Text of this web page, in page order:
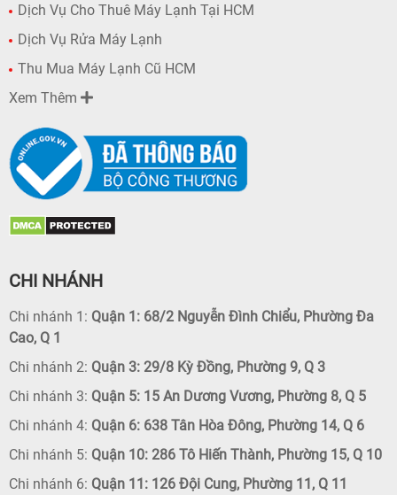
Dịch Vụ Cho Thuê Máy Lạnh Tại HCM
Dịch Vụ Rửa Máy Lạnh
Thu Mua Máy Lạnh Cũ HCM
Xem Thêm
CHI NHÁNH
Chi nhánh 1: Quận 1: 68/2 Nguyễn Đình Chiểu, Phường Đa
Cao, Q 1
Chi nhánh 2: Quận 3: 29/8 Kỳ Đồng, Phường 9, Q 3
Chi nhánh 3: Quận 5: 15 An Dương Vương, Phường 8, Q 5
Chi nhánh 4: Quận 6: 638 Tân Hòa Đông, Phường 14, Q 6
Chi nhánh 5: Quận 10: 286 Tô Hiến Thành, Phường 15, Q 10
Chi nhánh 6: Quận 11: 126 Đội Cung, Phường 11, Q 11